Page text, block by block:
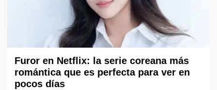
Furor en Netflix: la serie coreana más
romántica que es perfecta para ver en
pocos días